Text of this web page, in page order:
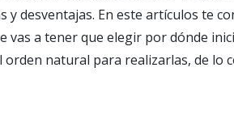
desventajas. En este artículos te
vas a tener que elegir por dónde
natural para realizarlas, de lo